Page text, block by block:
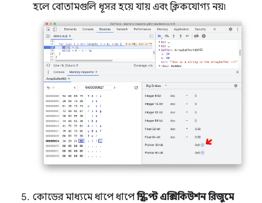
হলে বোতামগুলি ধূসর হয়ে যায় এবং ক্লিকযোগ্য নয়৷
কোডের মাধ্যমে ধাপে ধাপেস্ক্রিপ্ট এক্সিকিউশন রিজুমে